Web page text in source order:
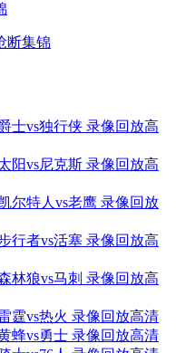
断集锦
士vs独行侠 录像回放高
阳vs尼克斯 录像回放高
尔特人vs老鹰 录像回放
行者vs活塞 录像回放高
林狼vs马刺 录像回放高
霆vs热火 录像回放高清
蜂vs勇士 录像回放高清